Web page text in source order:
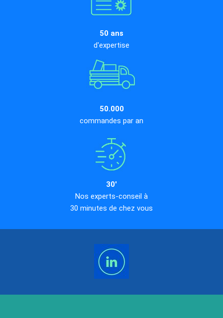
50 ans
d'expertise
50.000
commandes par an
30'
Nos experts-conseil à
30 minutes de chez vous